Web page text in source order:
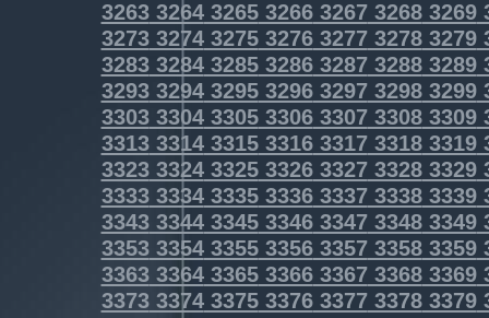
3263326432653266326732683269
3273327432753276327732783279
3283328432853286328732883289
3293329432953296329732983299
3303330433053306330733083309
3313331433153316331733183319
3323332433253326332733283329
3333333433353336333733383339
3343334433453346334733483349
3353335433553356335733583359
3363336433653366336733683369
3373337433753376337733783379